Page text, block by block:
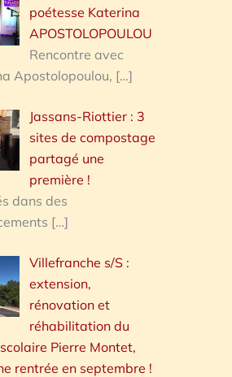
poétesse Katerina
APOSTOLOPOULOU
Rencontre avec
Apostolopoulou, […]
Jassans-Riottier : 3
sites de compostage
partagé une
première !
dans des
[…]
Villefranche s/S :
extension,
rénovation et
réhabilitation du
Pierre Montet,
rentrée en septembre !